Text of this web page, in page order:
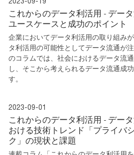
これからのデータ利活用 - デー
ユースケースと成功のポイント
企業においてデータ利活用の取り組み
タ利活用の可能性としてデータ流通が
のコラムでは、社会におけるデータ流
し、そこから考えられるデータ流通成
す。
2023-09-01
これからのデータ利活用 - デー
おける技術トレンド「プライバ
ク」の現状と課題